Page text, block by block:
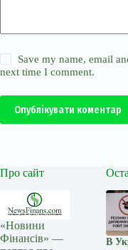
Save my name, email
next time I comment.
Опублікувати коментар
Про сайт
«Новини
Фінансів» —
В